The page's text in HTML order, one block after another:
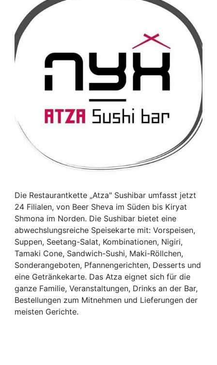
Die Restaurantkette „Atza" Sushibar umfasst jetzt
24 Filialen, von Beer Sheva im Süden bis Kiryat
Shmona im Norden. Die Sushibar bietet eine
abwechslungsreiche Speisekarte mit: Vorspeisen,
Suppen, Seetang-Salat, Kombinationen, Nigiri,
Tamaki Cone, Sandwich-Sushi, Maki-Röllchen,
Sonderangeboten, Pfannengerichten, Desserts und
eine Getränkekarte. Das Atza eignet sich für die
ganze Familie, Veranstaltungen, Drinks an der Bar,
Bestellungen zum Mitnehmen und Lieferungen der
meisten Gerichte.